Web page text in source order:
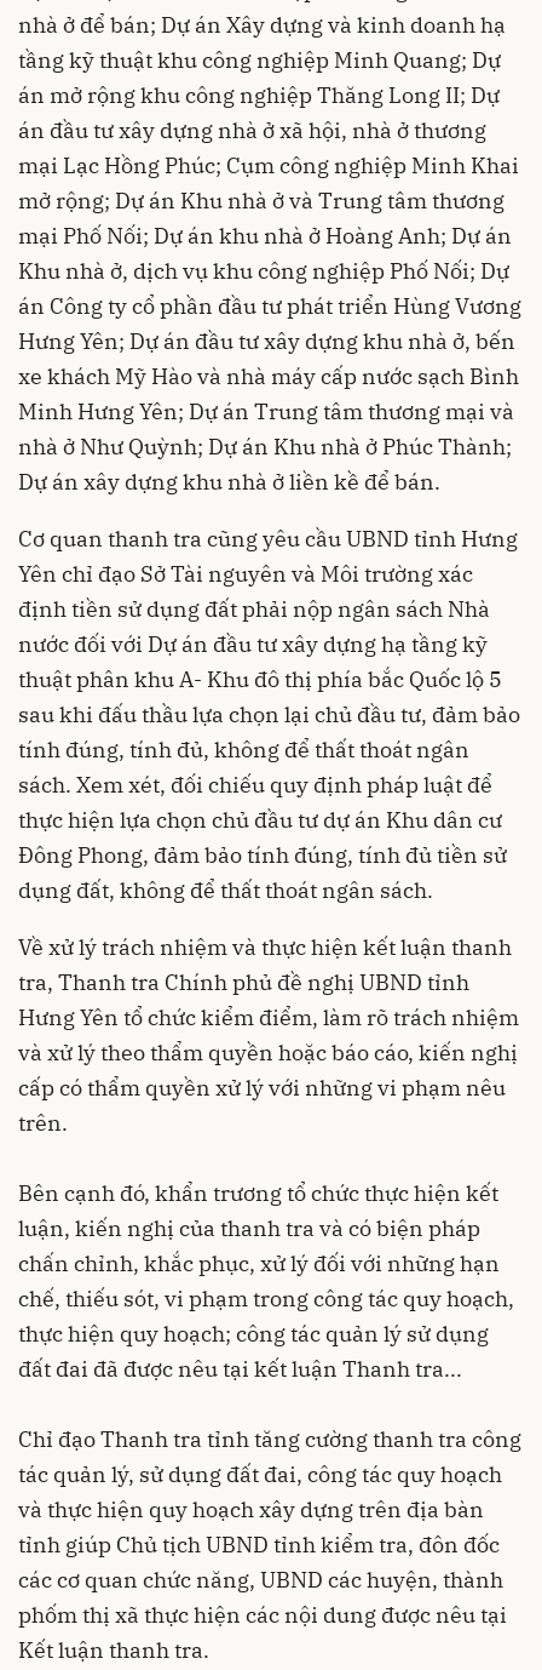
nhà ở để bán; Dự án Xây dựng và kinh doanh hạ
tầng kỹ thuật khu công nghiệp Minh Quang; Dự
án mở rộng khu công nghiệp Thăng Long II; Dự
án đầu tư xây dựng nhà ở xã hội, nhà ở thương
mại Lạc Hồng Phúc; Cụm công nghiệp Minh Khai
mở rộng; Dự án Khu nhà ở và Trung tâm thương
mại Phố Nối; Dự án khu nhà ở Hoàng Anh; Dự án
Khu nhà ở, dịch vụ khu công nghiệp Phố Nối; Dự
án Công ty cổ phần đầu tư phát triển Hùng Vương
Hưng Yên; Dự án đầu tư xây dựng khu nhà ở, bến
xe khách Mỹ Hào và nhà máy cấp nước sạch Bình
Minh Hưng Yên; Dự án Trung tâm thương mại và
nhà ở Như Quỳnh; Dự án Khu nhà ở Phúc Thành;
Dự án xây dựng khu nhà ở liền kề để bán.
Cơ quan thanh tra cũng yêu cầu UBND tỉnh Hưng
Yên chỉ đạo Sở Tài nguyên và Môi trường xác
định tiền sử dụng đất phải nộp ngân sách Nhà
nước đối với Dự án đầu tư xây dựng hạ tầng kỹ
thuật phân khu A- Khu đô thị phía bắc Quốc lộ 5
sau khi đấu thầu lựa chọn lại chủ đầu tư, đảm bảo
tính đúng, tính đủ, không để thất thoát ngân
sách. Xem xét, đối chiếu quy định pháp luật để
thực hiện lựa chọn chủ đầu tư dự án Khu dân cư
Đông Phong, đảm bảo tính đúng, tính đủ tiền sử
dụng đất, không để thất thoát ngân sách.
Về xử lý trách nhiệm và thực hiện kết luận thanh
tra, Thanh tra Chính phủ đề nghị UBND tỉnh
Hưng Yên tổ chức kiểm điểm, làm rõ trách nhiệm
và xử lý theo thẩm quyền hoặc báo cáo, kiến nghị
cấp có thẩm quyền xử lý với những vi phạm nêu
trên.
Bên cạnh đó, khẩn trương tổ chức thực hiện kết
luận, kiến nghị của thanh tra và có biện pháp
chấn chỉnh, khắc phục, xử lý đối với những hạn
chế, thiếu sót, vi phạm trong công tác quy hoạch,
thực hiện quy hoạch; công tác quản lý sử dụng
đất đai đã được nêu tại kết luận Thanh tra...
Chỉ đạo Thanh tra tỉnh tăng cường thanh tra công
tác quản lý, sử dụng đất đai, công tác quy hoạch
và thực hiện quy hoạch xây dựng trên địa bàn
tỉnh giúp Chủ tịch UBND tỉnh kiểm tra, đôn đốc
các cơ quan chức năng, UBND các huyện, thành
phốm thị xã thực hiện các nội dung được nêu tại
Kết luận thanh tra.